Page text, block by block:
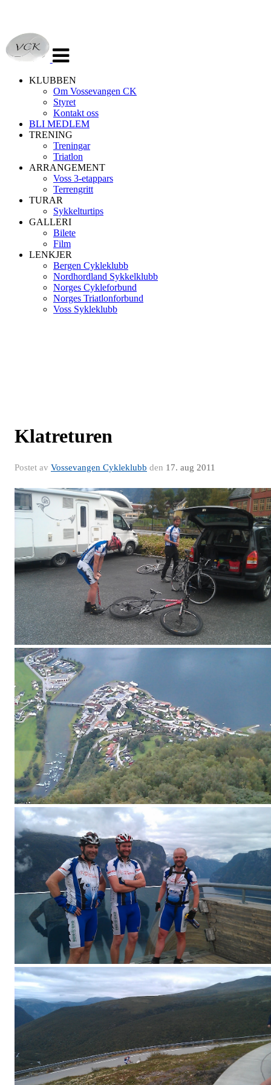
navigasjon
KLUBBEN
Om Vossevangen CK
Styret
Kontakt oss
BLI MEDLEM
TRENING
Treningar
Triatlon
ARRANGEMENT
Voss 3-etappars
Terrengritt
TURAR
Sykkelturtips
GALLERI
Bilete
Film
LENKJER
Bergen Cykleklubb
Nordhordland Sykkelklubb
Norges Cykleforbund
Norges Triatlonforbund
Voss Sykleklubb
Klatreturen
Postet av Vossevangen Cykleklubb den 17. aug 2011